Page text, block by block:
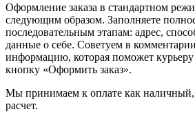
Оформление заказа в стандартном
следующим образом. Заполняете
последовательным этапам: адрес,
данные о себе. Советуем в
информацию, которая поможет
кнопку «Оформить заказ».
Мы принимаем к оплате как наличный,
расчет.